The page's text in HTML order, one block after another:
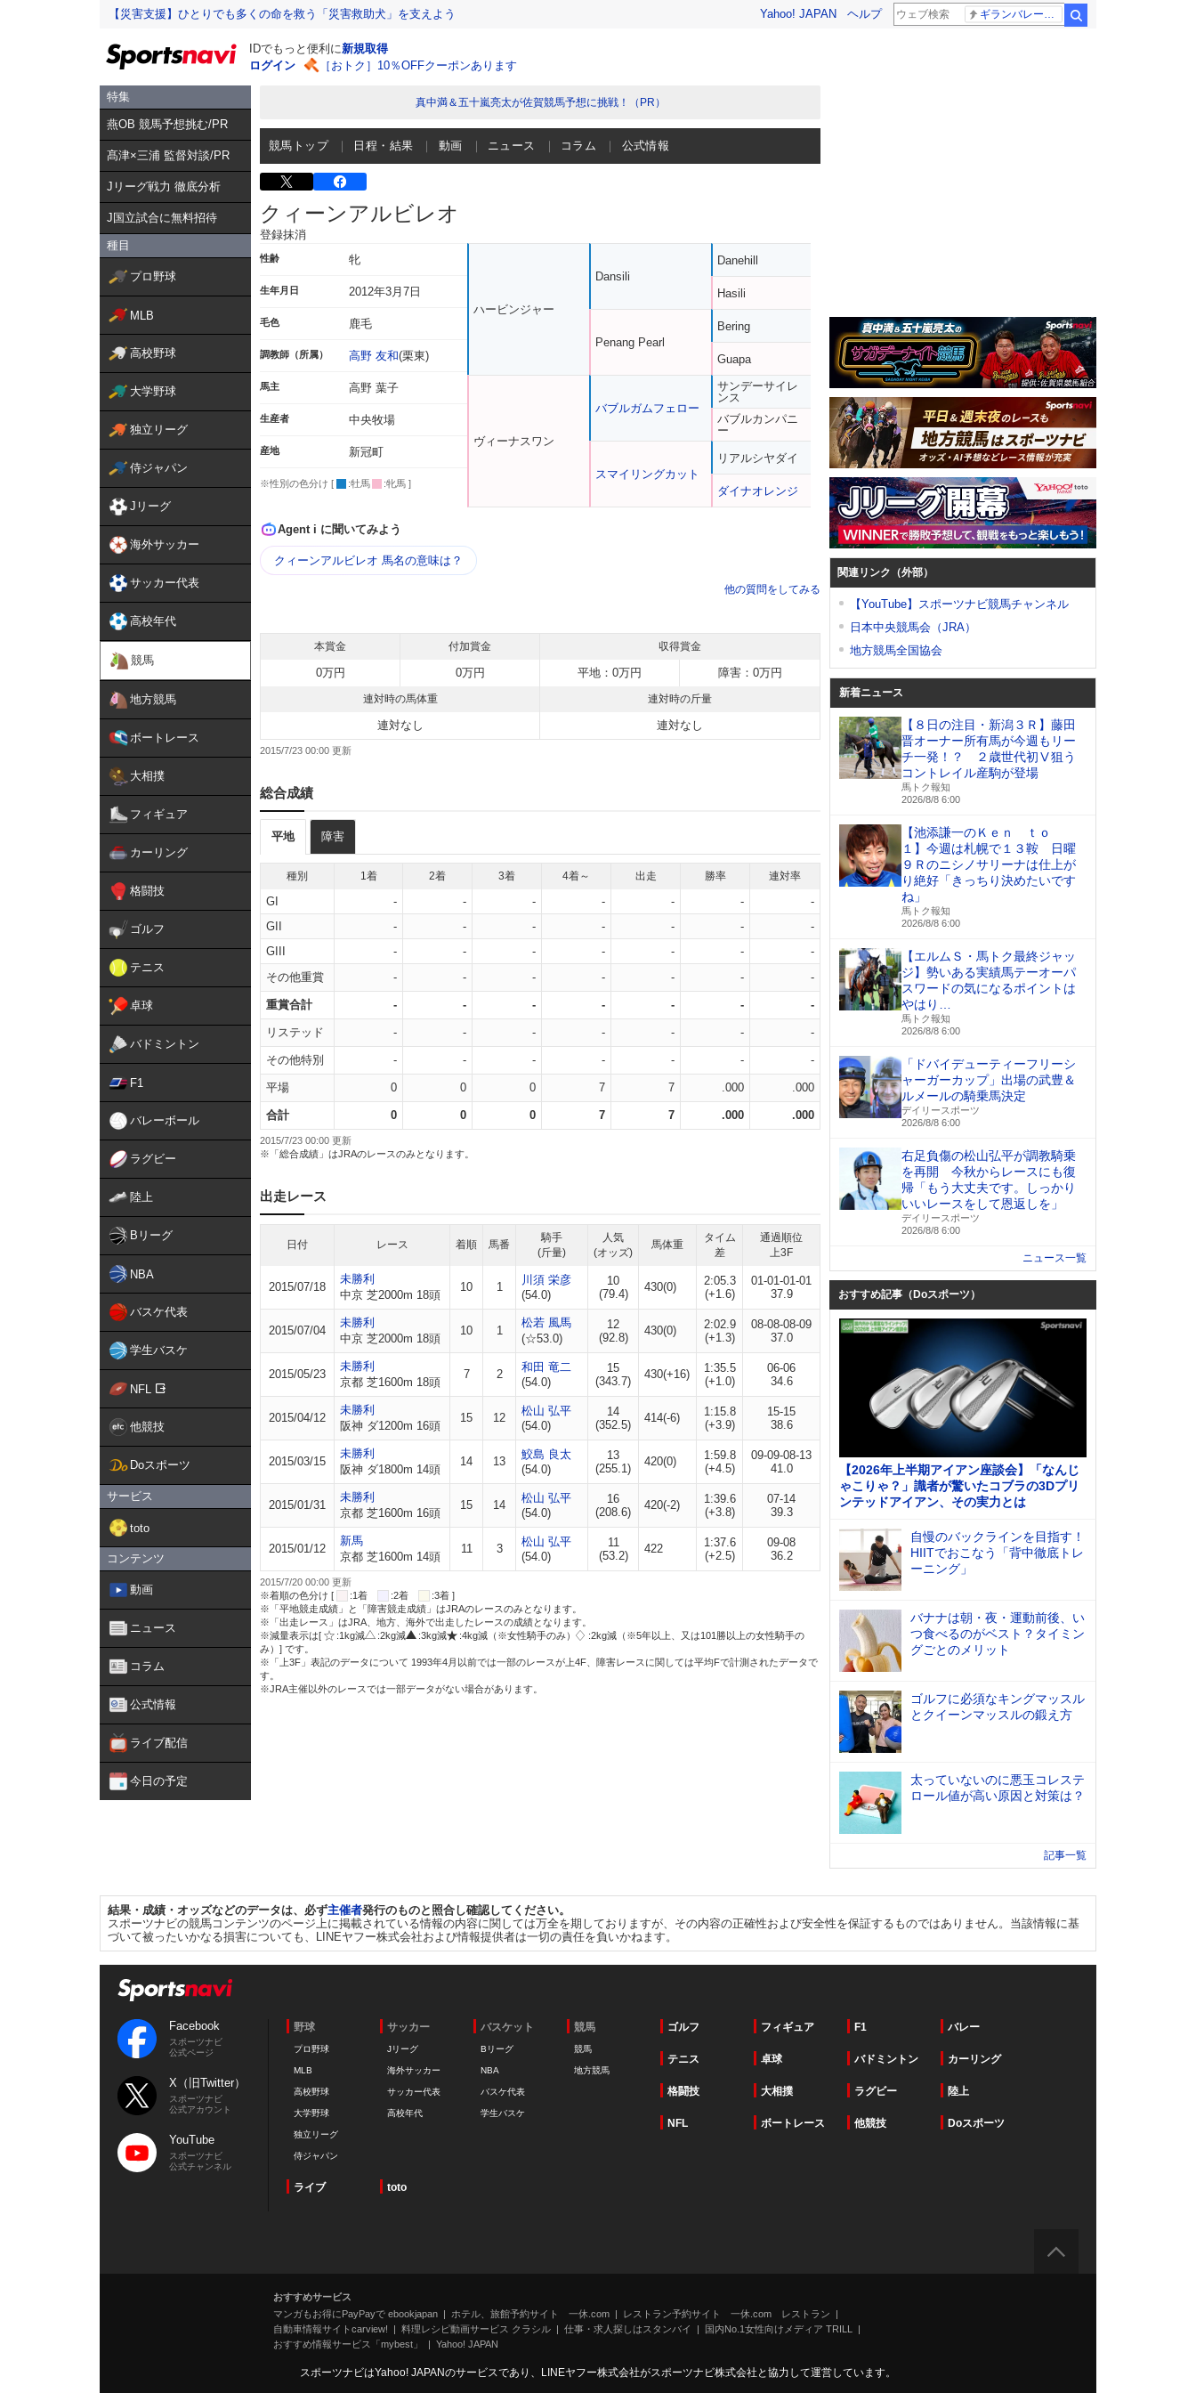
【災害支援】ひとりでも多くの命を救う「災害救助犬」を支えよう Yahoo! JAPAN ヘルプ
IDでもっと便利に新規取得
ログイン
［おトク］10％OFFクーポンあります
特集
燕OB 競馬予想挑む/PR
髙津×三浦 監督対談/PR
Jリーグ戦力 徹底分析
J国立試合に無料招待
種目
プロ野球
MLB
高校野球
大学野球
独立リーグ
侍ジャパン
Jリーグ
海外サッカー
サッカー代表
高校年代
競馬
地方競馬
ボートレース
大相撲
フィギュア
カーリング
格闘技
ゴルフ
テニス
卓球
バドミントン
F1
バレーボール
ラグビー
陸上
Bリーグ
NBA
バスケ代表
学生バスケ
NFL
他競技
Doスポーツ
サービス
toto
コンテンツ
動画
ニュース
コラム
公式情報
ライブ配信
今日の予定
真中満＆五十嵐亮太が佐賀競馬予想に挑戦！（PR）
競馬トップ 日程・結果 動画 ニュース コラム 公式情報
クィーンアルビレオ
登録抹消
性齢 牝
生年月日 2012年3月7日
毛色 鹿毛
調教師（所属） 高野 友和(栗東)
馬主 高野 葉子
生産者 中央牧場
産地 新冠町
※性別の色分け [ :牡馬 :牝馬 ]
ハービンジャー
ヴィーナスワン
Dansili
Penang Pearl
バブルガムフェロー
スマイリングカット
Danehill
Hasili
Bering
Guapa
サンデーサイレ
ンス
バブルカンパニ
ー
リアルシヤダイ
ダイナオレンジ
Agent i に聞いてみよう
クィーンアルビレオ 馬名の意味は？
他の質問をしてみる
本賞金 付加賞金 収得賞金
0万円 0万円 平地：0万円 障害：0万円
連対時の馬体重 連対時の斤量
連対なし 連対なし
2015/7/23 00:00
総合成績
平地 障害
種別 1着 2着 3着 4着～ 出走 勝率 連対率
GI - - - - - -
-
GII
- - - - - -
-
GIII
- - - - - -
-
その他重賞
- - - - - - -
重賞合計 - - - - - - -
リステッド - - - - - - -
その他特別 - - - - - - -
平場 0 0 0 7 7 .000 .000
合計 0 0 0 7 7 .000 .000
2015/7/23 00:00 更新
※「総合成績」はJRAのレースのみとなります。
出走レース
日付 レース 着順 馬番
騎手
(斤量)
人気
(オッズ)
馬体重
タイム
差
通過順位
上3F
2015/07/18
未勝利
中京 芝2000m 18頭
10 1
川須 栄彦
(54.0)
10
(79.4)
430(0)
2:05.3
(+1.6)
01-01-01-01
37.9
2015/07/04
未勝利
中京 芝2000m 18頭
10 1
松若 風馬
(☆53.0)
12
(92.8)
430(0)
2:02.9
(+1.3)
08-08-08-09
37.0
2015/05/23
未勝利
京都 芝1600m 18頭
7 2
和田 竜二
(54.0)
15
(343.7)
430(+16)
1:35.5
(+1.0)
06-06
34.6
2015/04/12
未勝利
阪神 ダ1200m 16頭
15 12
松山 弘平
(54.0)
14
(352.5)
414(-6)
1:15.8
(+3.9)
15-15
38.6
2015/03/15
未勝利
阪神 ダ1800m 14頭
14 13
鮫島 良太
(54.0)
13
(255.1)
420(0)
1:59.8
(+4.5)
09-09-08-13
41.0
2015/01/31
未勝利
京都 芝1600m 16頭
15 14
松山 弘平
(54.0)
16
(208.6)
420(-2)
1:39.6
(+3.8)
07-14
39.3
2015/01/12
新馬
京都 芝1600m 14頭
11 3
松山 弘平
(54.0)
11
(53.2)
422
1:37.6
(+2.5)
09-08
36.2
2015/7/20 00:00 更新
※着順の色分け [
:1着 :2着
:3着 ]
※「平地競走成績」と「障害競走成績」はJRAのレースのみとなります。
※「出走レース」はJRA、地方、海外で出走したレースの成績となります。
※減量表示は[
:1kg減 :2kg減 :3kg減 :4kg減（※女性騎手のみ）
:2kg減（※5年以上、又は101勝以上の女性騎手の
み）] です。
※「上3F」表記のデータについて 1993年4月以前では一部のレースが上4F、障害レースに関しては平均Fで計測されたデータで
す。
※JRA主催以外のレースでは一部データがない場合があります。
関連リンク（外部）
【YouTube】スポーツナビ競馬チャンネル
日本中央競馬会（JRA）
地方競馬全国協会
新着ニュース
【８日の注目・新潟３Ｒ】藤田
晋オーナー所有馬が今週もリー
チ一発！？ ２歳世代初Ⅴ狙う
コントレイル産駒が登場
馬トク報知
2026/8/8 6:00
【池添謙一のＫｅｎ ｔｏ
１】今週は札幌で１３鞍 日曜
９Ｒのニシノサリーナは仕上が
り絶好「きっちり決めたいです
ね」
馬トク報知
2026/8/8 6:00
【エルムＳ・馬トク最終ジャッ
ジ】勢いある実績馬テーオーパ
スワードの気になるポイントは
やはり…
馬トク報知
2026/8/8 6:00
「ドバイデューティーフリーシ
ャーガーカップ」出場の武豊＆
ルメールの騎乗馬決定
デイリースポーツ
2026/8/8 6:00
右足負傷の松山弘平が調教騎乗
を再開 今秋からレースにも復
帰「もう大丈夫です。しっかり
いいレースをして恩返しを」
デイリースポーツ
2026/8/8 6:00
ニュース一覧
おすすめ記事（Doスポーツ）
【2026年上半期アイアン座談会】「なんじ
ゃこりゃ？」識者が驚いたコブラの3Dプリ
ンテッドアイアン、その実力とは
自慢のバックラインを目指す！
HIITでおこなう「背中徹底トレ
ーニング」
バナナは朝・夜・運動前後、い
つ食べるのがベスト？タイミン
グごとのメリット
ゴルフに必須なキングマッスル
とクイーンマッスルの鍛え方
太っていないのに悪玉コレステ
ロール値が高い原因と対策は？
記事一覧
結果・成績・オッズなどのデータは、必ず主催者発行のものと照合し確認してください。
スポーツナビの競馬コンテンツのページ上に掲載されている情報の内容に関しては万全を期しておりますが、その内容の正確性および安全性を保証するものではありません。当該情報に基
づいて被ったいかなる損害についても、LINEヤフー株式会社および情報提供者は一切の責任を負いかねます。
Facebook
スポーツナビ
公式ページ
X（旧Twitter）
スポーツナビ
公式アカウント
YouTube
スポーツナビ
公式チャンネル
野球
プロ野球
MLB
高校野球
大学野球
独立リーグ
侍ジャパン
サッカー
Jリーグ
海外サッカー
サッカー代表
高校年代
バスケット
Bリーグ
NBA
バスケ代表
学生バスケ
競馬
競馬
地方競馬
ゴルフ フィギュア F1 バレー
テニス 卓球 バドミントン カーリング
格闘技 大相撲 ラグビー 陸上
NFL ボートレース 他競技 Doスポーツ
ライブ toto
おすすめサービス
マンガもお得にPayPayで ebookjapan
ホテル、旅館予約サイト 一休.com
レストラン予約サイト 一休.com レストラン
自動車情報サイトcarview!
料理レシピ動画サービス クラシル 仕事・求人探しはスタンバイ
国内No.1女性向けメディア TRILL
おすすめ情報サービス「mybest」
Yahoo! JAPAN
スポーツナビはYahoo! JAPANのサービスであり、LINEヤフー株式会社がスポーツナビ株式会社と協力して運営しています。